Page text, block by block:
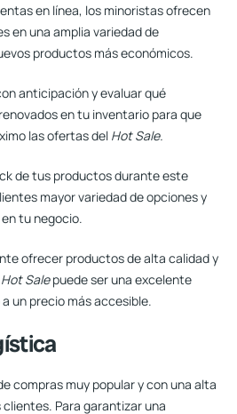
en línea, los minoristas ofrecen
en una amplia variedad de
productos más económicos.
anticipación y evaluar qué
en tu inventario para que
las ofertas del Hot Sale.
de tus productos durante este
mayor variedad de opciones y
tu negocio.
ofrecer productos de alta calidad y
Hot Salepuede ser una excelente
un precio más accesible.
compras muy popular y con una alta
Para garantizar una